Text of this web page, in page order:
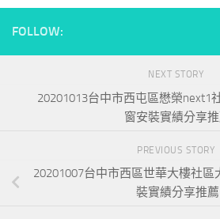
FOLLOW:
NEXT STORY
20201013台中市西屯區懋榮next1
窗安裝實績分享
PREVIOUS STORY
20201007台中市西區世華大樓社區
裝實績分享推薦